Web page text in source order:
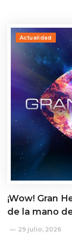
Actualidad
¡Wow! Gran
de la mano
29 julio, 2026